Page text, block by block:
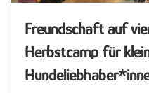
Freundschaft auf
Herbstcamp für